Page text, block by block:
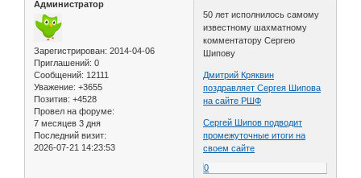
Администратор
Зарегистрирован: 2014-04-06
Приглашений: 0
Сообщений: 12111
Уважение: +3655
Позитив: +4528
Провел на форуме:
7 месяцев 3 дня
Последний визит:
2026-07-21 14:23:53
50 лет исполнилось самому
известному шахматному
комментатору Сергею
Шипову
Дмитрий Кряквин
поздравляет Сергея Шипова
на сайте РШФ
Сергей Шипов подводит
промежуточные итоги на
своем сайте
0